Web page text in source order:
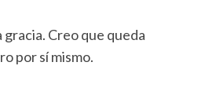
gracia. Creo que queda
por sí mismo.